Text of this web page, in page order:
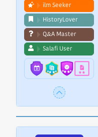
ilm Seeker
HistoryLover
Q&A Master
Salafi User